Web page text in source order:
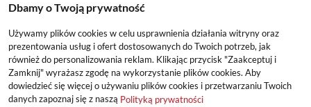
Dbamy o Twoją prywatność
Używamy plików cookies w celu usprawnienia działania witryny oraz
prezentowania usług i ofert dostosowanych do Twoich potrzeb, jak
również do personalizowania reklam. Klikając przycisk "Zaakceptuj i
Zamknij" wyrażasz zgodę na wykorzystanie plików cookies. Aby
dowiedzieć się więcej o używaniu plików cookies i przetwarzaniu Twoich
danych zapoznaj się z naszą Polityką prywatności